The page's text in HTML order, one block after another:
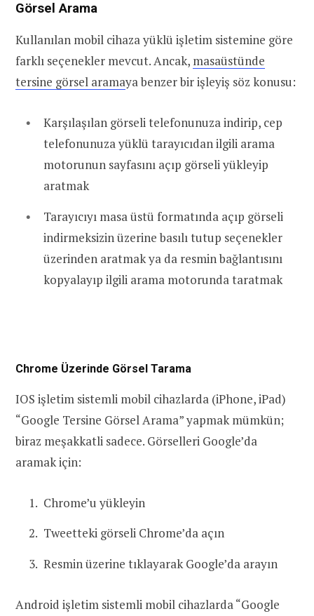
Görsel Arama
Kullanılan mobil cihaza yüklü işletim sistemine göre
farklı seçenekler mevcut. Ancak, masaüstünde
tersine görsel aramaya benzer bir işleyiş söz konusu:
Karşılaşılan görseli telefonunuza indirip, cep
telefonunuza yüklü tarayıcıdan ilgili arama
motorunun sayfasını açıp görseli yükleyip
aratmak
Tarayıcıyı masa üstü formatında açıp görseli
indirmeksizin üzerine basılı tutup seçenekler
üzerinden aratmak ya da resmin bağlantısını
kopyalayıp ilgili arama motorunda taratmak
Chrome Üzerinde Görsel Tarama
IOS işletim sistemli mobil cihazlarda (iPhone, iPad)
“Google Tersine Görsel Arama” yapmak mümkün;
biraz meşakkatli sadece. Görselleri Google’da
aramak için:
Chrome’u yükleyin
Tweetteki görseli Chrome’da açın
Resmin üzerine tıklayarak Google’da arayın
Android işletim sistemli mobil cihazlarda “Google